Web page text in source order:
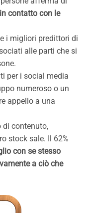
contatto con le
i migliori predittori di
alle parti che si
per i social media
numeroso o un
appello a una
di contenuto,
stock sale. Il 62%
con se stesso
a ciò che